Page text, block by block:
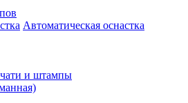
Автоматическая оснастка
и штампы